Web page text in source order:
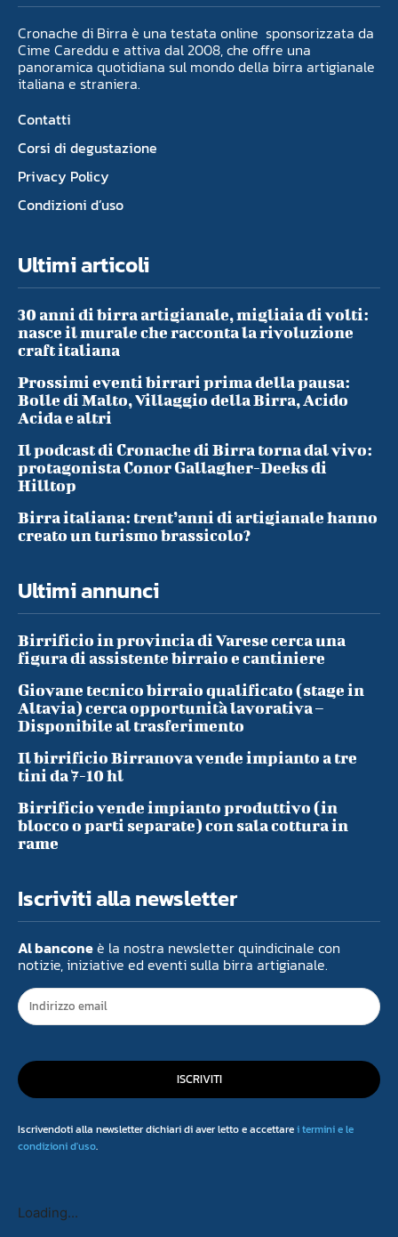
Cronache di Birra è una testata online sponsorizzata da
Cime Careddu e attiva dal 2008, che offre una
panoramica quotidiana sul mondo della birra artigianale
italiana e straniera.
Contatti
Corsi di degustazione
Privacy Policy
Condizioni d’uso
Ultimi articoli
30 anni di birra artigianale, migliaia di volti:
nasce il murale che racconta la rivoluzione
craft italiana
Prossimi eventi birrari prima della pausa:
Bolle di Malto, Villaggio della Birra, Acido
Acida e altri
Il podcast di Cronache di Birra torna dal vivo:
protagonista Conor Gallagher-Deeks di
Hilltop
Birra italiana: trent’anni di artigianale hanno
creato un turismo brassicolo?
Ultimi annunci
Birrificio in provincia di Varese cerca una
figura di assistente birraio e cantiniere
Giovane tecnico birraio qualificato (stage in
Altavia) cerca opportunità lavorativa –
Disponibile al trasferimento
Il birrificio Birranova vende impianto a tre
tini da 7-10 hl
Birrificio vende impianto produttivo (in
blocco o parti separate) con sala cottura in
rame
Iscriviti alla newsletter
Al banconeè la nostra newsletter quindicinale con
notizie, iniziative ed eventi sulla birra artigianale.
ISCRIVITI
Iscrivendoti alla newsletter dichiari di aver letto e accettarei termini e le
condizioni d'uso.
Loading...